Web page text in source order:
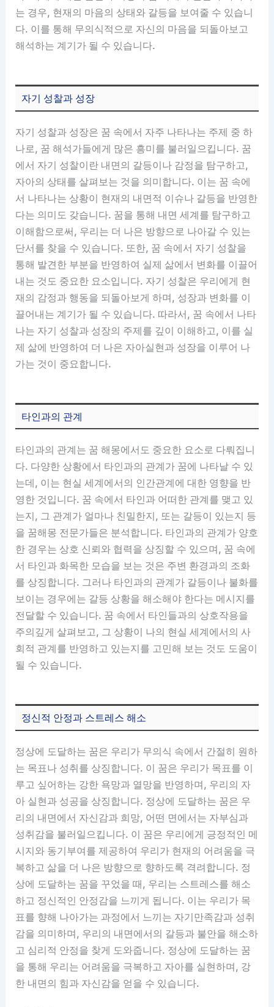
는 경우, 현재의 마음의 상태와 갈등을 보여줄 수 있습니
다. 이를 통해 무의식적으로 자신의 마음을 되돌아보고
해석하는 계기가 될 수 있습니다.
자기 성찰과 성장
자기 성찰과 성장은 꿈 속에서 자주 나타나는 주제 중 하
나로, 꿈 해석가들에게 많은 흥미를 불러일으킵니다. 꿈
에서 자기 성찰이란 내면의 갈등이나 감정을 탐구하고,
자아의 상태를 살펴보는 것을 의미합니다. 이는 꿈 속에
서 나타나는 상황이 현재의 내면적 이슈나 갈등을 반영한
다는 의미도 갖습니다. 꿈을 통해 내면 세계를 탐구하고
이해함으로써, 우리는 더 나은 방향으로 나아갈 수 있는
단서를 찾을 수 있습니다. 또한, 꿈 속에서 자기 성찰을
통해 발견한 부분을 반영하여 실제 삶에서 변화를 이끌어
내는 것도 중요한 요소입니다. 자기 성찰은 우리에게 현
재의 감정과 행동을 되돌아보게 하며, 성장과 변화를 이
끌어내는 계기가 될 수 있습니다. 따라서, 꿈 속에서 나타
나는 자기 성찰과 성장의 주제를 깊이 이해하고, 이를 실
제 삶에 반영하여 더 나은 자아실현과 성장을 이루어 나
가는 것이 중요합니다.
타인과의 관계
타인과의 관계는 꿈 해몽에서도 중요한 요소로 다뤄집니
다. 다양한 상황에서 타인과의 관계가 꿈에 나타날 수 있
는데, 이는 현실 세계에서의 인간관계에 대한 영향을 반
영한 것입니다. 꿈 속에서 타인과 어떠한 관계를 맺고 있
는지, 그 관계가 얼마나 친밀한지, 또는 갈등이 있는지 등
을 꿈해몽 전문가들은 분석합니다. 타인과의 관계가 양호
한 경우는 상호 신뢰와 협력을 상징할 수 있으며, 꿈 속에
서 타인과 화목한 모습을 보는 것은 주변 환경과의 조화
를 상징합니다. 그러나 타인과의 관계가 갈등이나 불화를
보이는 경우에는 갈등 상황을 해소해야 한다는 메시지를
전달할 수 있습니다. 꿈 속에서 타인들과의 상호작용을
주의깊게 살펴보고, 그 상황이 나의 현실 세계에서의 사
회적 관계를 반영하고 있는지를 고민해 보는 것도 도움이
될 수 있습니다.
정신적 안정과 스트레스 해소
정상에 도달하는 꿈은 우리가 무의식 속에서 간절히 원하
는 목표나 성취를 상징합니다. 이 꿈은 우리가 목표를 이
루고 싶어하는 강한 욕망과 열망을 반영하며, 우리의 자
아 실현과 성공을 상징합니다. 정상에 도달하는 꿈은 우
리의 내면에서 자신감과 희망, 어떤 면에서는 자부심과
성취감을 불러일으킵니다. 이 꿈은 우리에게 긍정적인 메
시지와 동기부여를 제공하여 우리가 현재의 어려움을 극
복하고 삶을 더 나은 방향으로 향하도록 격려합니다. 정
상에 도달하는 꿈을 꾸었을 때, 우리는 스트레스를 해소
하고 정신적인 안정감을 느끼게 됩니다. 이는 우리가 목
표를 향해 나아가는 과정에서 느끼는 자기만족감과 성취
감을 의미하며, 우리의 내면에서의 갈등과 불안을 해소하
고 심리적 안정을 찾게 도와줍니다. 정상에 도달하는 꿈
을 통해 우리는 어려움을 극복하고 자아를 실현하며, 강
한 내면의 힘과 자신감을 얻을 수 있습니다.